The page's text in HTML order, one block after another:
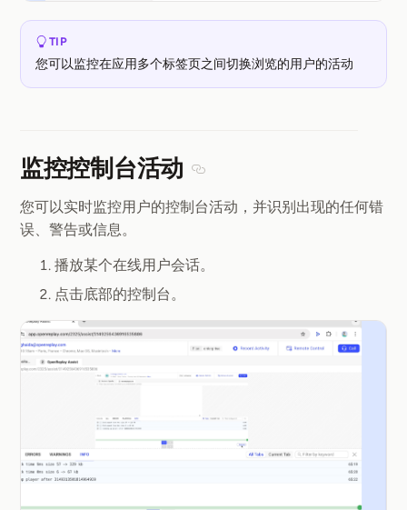
TIP
您可以监控在应用多个标签页之间切换浏览的用户的活动
监控控制台活动
您可以实时监控用户的控制台活动，并识别出现的任何错
误、警告或信息。
播放某个在线用户会话。
点击底部的控制台。